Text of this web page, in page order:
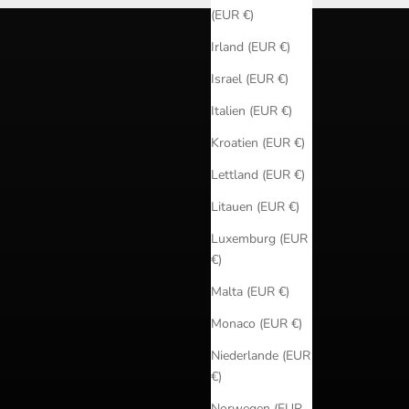
(EUR €)
Irland (EUR €)
Israel (EUR €)
Italien (EUR €)
Kroatien (EUR €)
Lettland (EUR €)
Litauen (EUR €)
Luxemburg (EUR
€)
Malta (EUR €)
Monaco (EUR €)
Niederlande (EUR
€)